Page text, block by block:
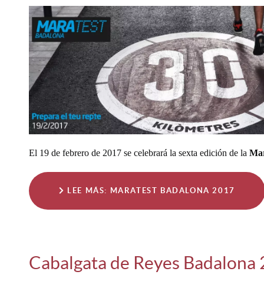
El 19 de febrero de 2017 se celebrará la sexta edición de la
LEE MÁS: MARATEST BADALONA 2017
Cabalgata de Reyes Badalona